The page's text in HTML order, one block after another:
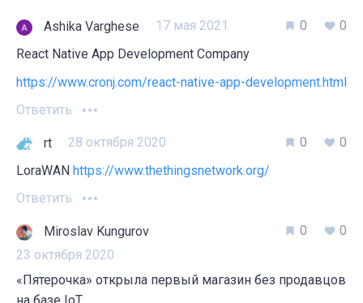
Ashika Varghese 17 мая 2021 0
0
React Native App Development Company
https://www.cronj.com/react-native-app-development.html
Ответить
rt 28 октября 2020 0
0
LoraWAN https://www.thethingsnetwork.org/
Ответить
Miroslav Kungurov
23 октября 2020
0 0
«Пятерочка» открыла первый магазин без продавцов